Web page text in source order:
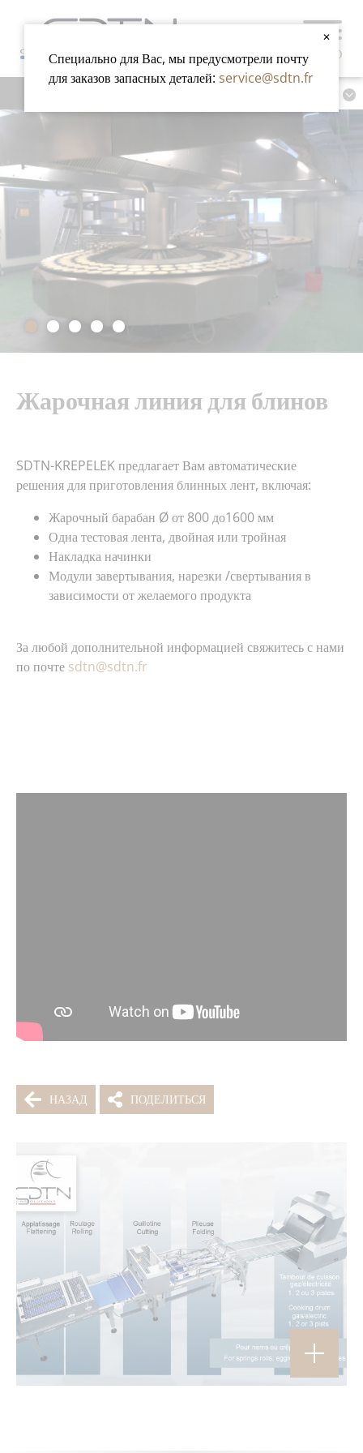
МЕНЮ
Жарочная линия для блинов
SDTN-KREPELEK предлагает Вам автоматические
решения для приготовления блинных лент, включая:
Жарочный барабан Ø от 800 до1600 мм
Одна тестовая лента, двойная или тройная
Накладка начинки
Модули завертывания, нарезки /свертывания в
зависимости от желаемого продукта
За любой дополнительной информацией свяжитесь с нами
по почте sdtn@sdtn.fr
НАЗАД ПОДЕЛИТЬСЯ
✕
Специально для Вас, мы предусмотрели почту
для заказов запасных деталей: service@sdtn.fr